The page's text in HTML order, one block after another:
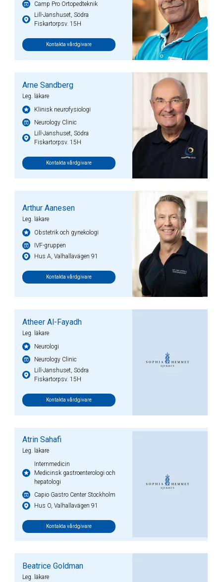
Camp Pro Ortopedteknik
Lill-Janshuset, Södra
Fiskartorpsv. 15H
Kontakta vårdgivare
Arne Sandberg
Leg. läkare
Klinisk neurofysiologi
Neurology Clinic
Lill-Janshuset, Södra
Fiskartorpsv. 15H
Kontakta vårdgivare
Arthur Aanesen
Leg. läkare
Obstetrik och gynekologi
IVF-gruppen
Hus A, Valhallavägen 91
Kontakta vårdgivare
Atheer Al-Fayadh
Leg. läkare
Neurologi
Neurology Clinic
Lill-Janshuset, Södra
Fiskartorpsv. 15H
Kontakta vårdgivare
Atrin Sahafi
Leg. läkare
Internmedicin
Medicinsk gastroenterologi och
hepatologi
Capio Gastro Center Stockholm
Hus O, Valhallavägen 91
Kontakta vårdgivare
Beatrice Goldman
Leg. läkare